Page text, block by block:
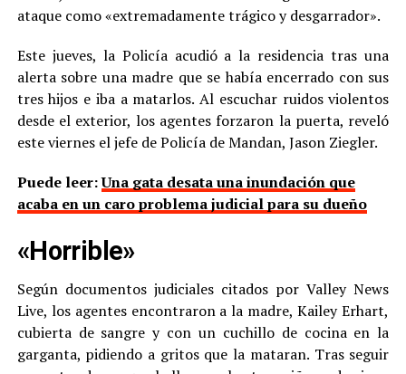
ataque como «extremadamente trágico y desgarrador».
Este jueves, la Policía acudió a la residencia tras una
alerta sobre una madre que se había encerrado con sus
tres hijos e iba a matarlos. Al escuchar ruidos violentos
desde el exterior, los agentes forzaron la puerta, reveló
este viernes el jefe de Policía de Mandan, Jason Ziegler.
Puede leer:Una gata desata una inundación que
acaba en un caro problema judicial para su dueño
«Horrible»
Según documentos judiciales citados por Valley News
Live, los agentes encontraron a la madre, Kailey Erhart,
cubierta de sangre y con un cuchillo de cocina en la
garganta, pidiendo a gritos que la mataran. Tras seguir